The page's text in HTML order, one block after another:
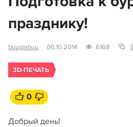
празднику!
buugiebuu 06.10.2014 6168
3D-ПЕЧАТЬ
0
Добрый день!